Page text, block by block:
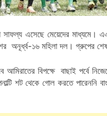
সাফল্য এসেছে মেয়েদের
অনূর্ধ্ব-১৬ মহিলা দল। গ্রুপের
বিপক্ষে বাছাই পর্বে
শট থেকে গোল করতে পারেননি